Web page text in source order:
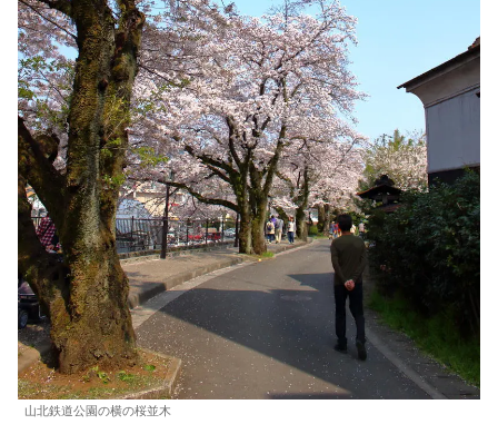
山北鉄道公園の横の桜並木